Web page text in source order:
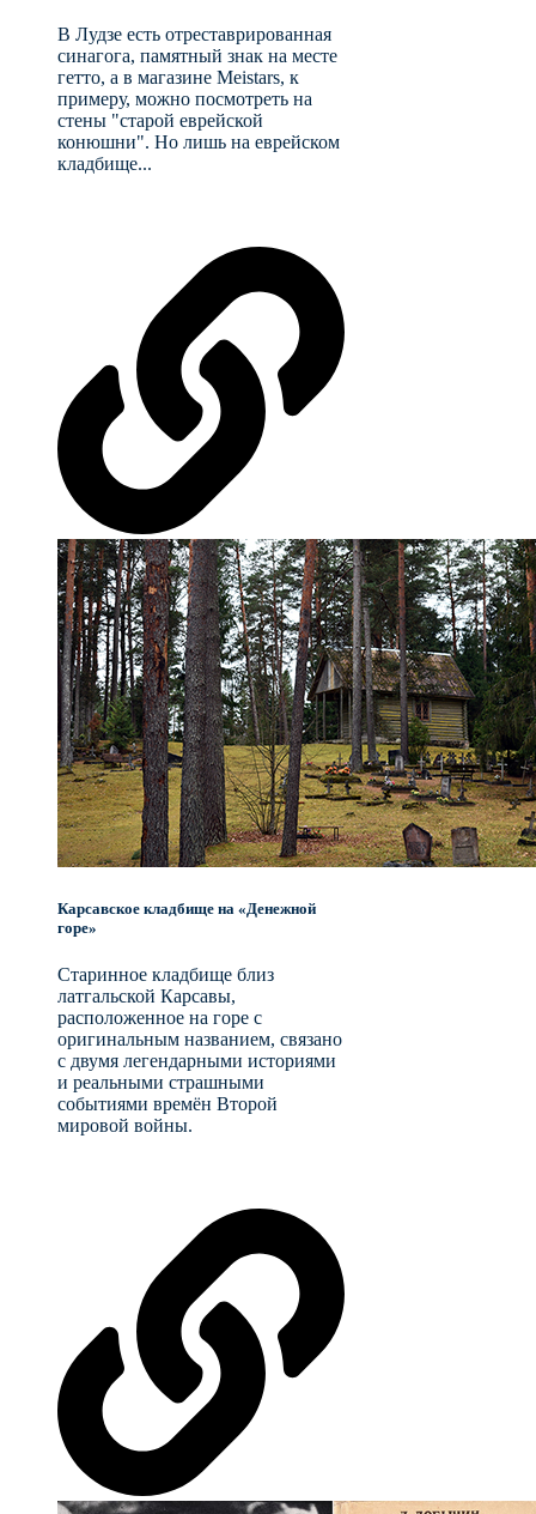
В Лудзе есть отреставрированная
синагога, памятный знак на месте
гетто, а в магазине Meistars, к
примеру, можно посмотреть на
стены "старой еврейской
конюшни". Но лишь на еврейском
кладбище...
Карсавское кладбище на «Денежной
горе»
Старинное кладбище близ
латгальской Карсавы,
расположенное на горе с
оригинальным названием, связано
с двумя легендарными историями
и реальными страшными
событиями времён Второй
мировой войны.